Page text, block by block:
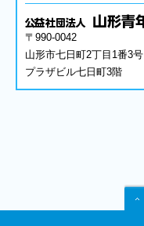
〒990-0042
山形市七日町2丁目1番3号
プラザビル七日町3階